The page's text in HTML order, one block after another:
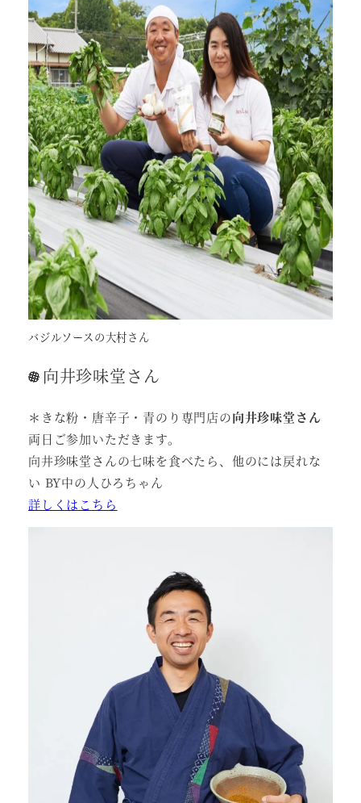
バジルソースの大村さん
向井珍味堂さん
＊きな粉・唐辛子・青のり専門店の向井珍味堂さん
両日ご参加いただきます。
向井珍味堂さんの七味を食べたら、他のには戻れな
い BY中の人ひろちゃん
詳しくはこちら